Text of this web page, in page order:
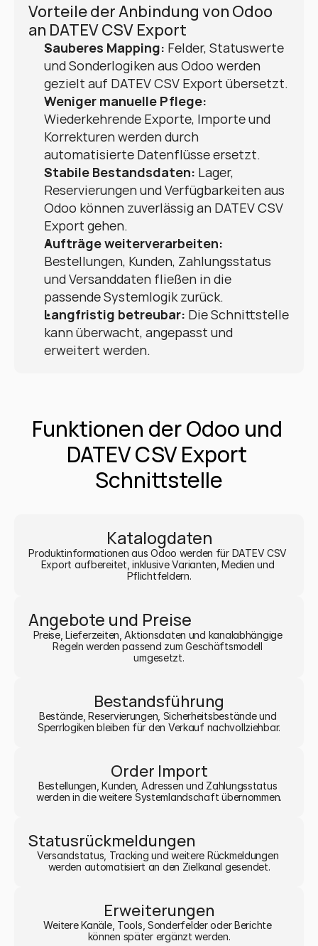
Vorteile der Anbindung von Odoo
an DATEV CSV Export
Sauberes Mapping: Felder, Statuswerte
und Sonderlogiken aus Odoo werden
gezielt auf DATEV CSV Export übersetzt.
Weniger manuelle Pflege:
Wiederkehrende Exporte, Importe und
Korrekturen werden durch
automatisierte Datenflüsse ersetzt.
Stabile Bestandsdaten: Lager,
Reservierungen und Verfügbarkeiten aus
Odoo können zuverlässig an DATEV CSV
Export gehen.
Aufträge weiterverarbeiten:
Bestellungen, Kunden, Zahlungsstatus
und Versanddaten fließen in die
passende Systemlogik zurück.
Langfristig betreubar: Die Schnittstelle
kann überwacht, angepasst und
erweitert werden.
Funktionen der Odoo und
DATEV CSV Export
Schnittstelle
Katalogdaten
Produktinformationen aus Odoo werden für DATEV CSV
Export aufbereitet, inklusive Varianten, Medien und
Pflichtfeldern.
Angebote und Preise
Preise, Lieferzeiten, Aktionsdaten und kanalabhängige
Regeln werden passend zum Geschäftsmodell
umgesetzt.
Bestandsführung
Bestände, Reservierungen, Sicherheitsbestände und
Sperrlogiken bleiben für den Verkauf nachvollziehbar.
Order Import
Bestellungen, Kunden, Adressen und Zahlungsstatus
werden in die weitere Systemlandschaft übernommen.
Statusrückmeldungen
Versandstatus, Tracking und weitere Rückmeldungen
werden automatisiert an den Zielkanal gesendet.
Erweiterungen
Weitere Kanäle, Tools, Sonderfelder oder Berichte
können später ergänzt werden.